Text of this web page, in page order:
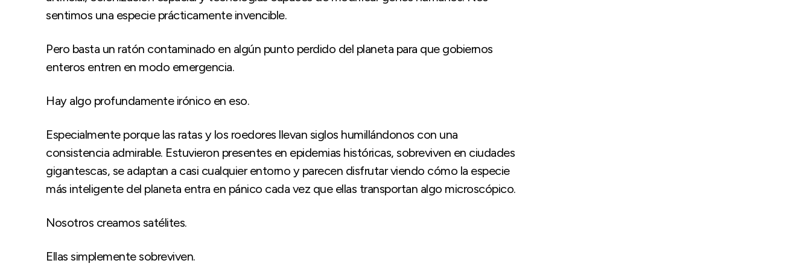
sentimos una especie prácticamente invencible.
Pero basta un ratón contaminado en algún punto perdido del planeta para que gobiernos
enteros entren en modo emergencia.
Hay algo profundamente irónico en eso.
Especialmente porque las ratas y los roedores llevan siglos humillándonos con una
consistencia admirable. Estuvieron presentes en epidemias históricas, sobreviven en ciudades
gigantescas, se adaptan a casi cualquier entorno y parecen disfrutar viendo cómo la especie
más inteligente del planeta entra en pánico cada vez que ellas transportan algo microscópico.
Nosotros creamos satélites.
Ellas simplemente sobreviven.